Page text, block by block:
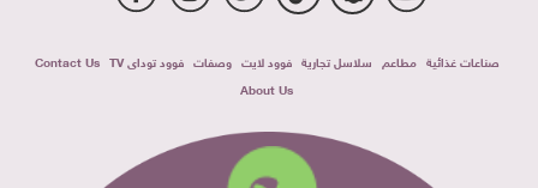
صناعات غذائية مطاعم سلاسل تجارية فوود لايت وصفات فوود توداى TV
Contact Us
About Us